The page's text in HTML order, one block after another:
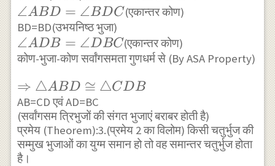
ABD
CDB
\angle
ABD=\angle
BDC
∠ABD = ∠BDC(एकान्तर कोण)
BD=BD(उभयनिष्ठ भुजा)
\angle
ADB=\angle
∠ADB = ∠DBC(एकान्तर कोण)
कोण-भुजा-कोण सर्वांगसमता गुणधर्म से (By ASA Property)
\Rightarrow
\triangle
ABD \cong
\triangle
CDB
⇒ △ABD ≅ △CDB
AB=CD एवं AD=BC
(सर्वांगसम त्रिभुजों की संगत भुजाएं बराबर होती है)
प्रमेय (Theorem):3.(प्रमेय 2 का विलोम) किसी चतुर्भुज की
सम्मुख भुजाओं का युग्म समान हो तो वह समान्तर चतुर्भुज होता
है।